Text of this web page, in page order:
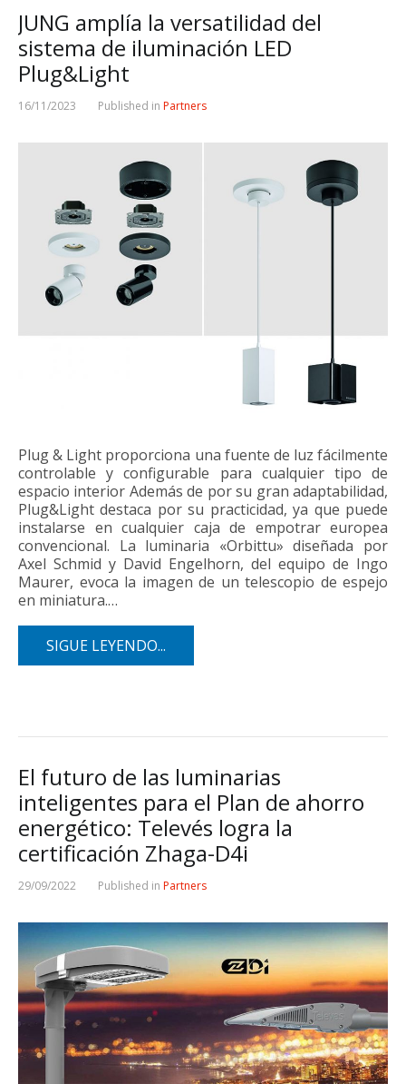
JUNG amplía la versatilidad del
sistema de iluminación LED
Plug&Light
16/11/2023 Published in Partners
Plug & Light proporciona una fuente de luz fácilmente
controlable y configurable para cualquier tipo de
espacio interior Además de por su gran adaptabilidad,
Plug&Light destaca por su practicidad, ya que puede
instalarse en cualquier caja de empotrar europea
convencional. La luminaria «Orbittu» diseñada por
Axel Schmid y David Engelhorn, del equipo de Ingo
Maurer, evoca la imagen de un telescopio de espejo
en miniatura.…
SIGUE LEYENDO...
El futuro de las luminarias
inteligentes para el Plan de ahorro
energético: Televés logra la
certificación Zhaga-D4i
29/09/2022 Published in Partners